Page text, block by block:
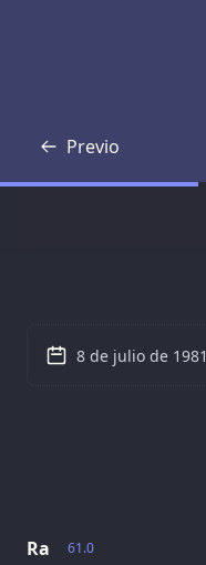
Previo
Transcripción
61.0
Ra
8 de julio de 1981